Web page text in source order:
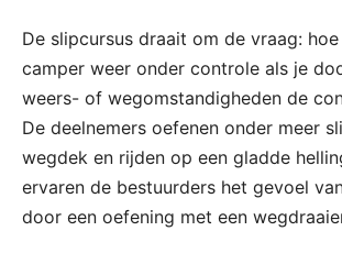
De slipcursus draait om de vraag:
camper weer onder controle als je
weers- of wegomstandigheden de
De deelnemers oefenen onder meer
wegdek en rijden op een gladde
ervaren de bestuurders het gevoel
door een oefening met een